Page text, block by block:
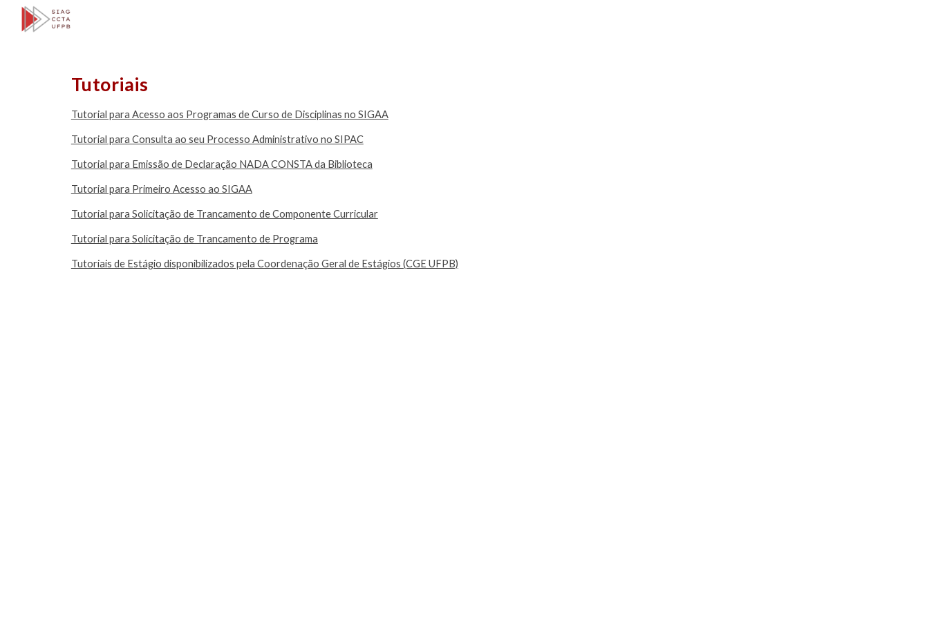
Tutoriais
Tutorial para Acesso aos Programas de Curso de Disciplinas no SIGAA
Tutorial para Consulta ao seu Processo Administrativo no SIPAC
Tutorial para Emissão de Declaração NADA CONSTA da Biblioteca
Tutorial para Primeiro Acesso ao SIGAA
Tutorial para Solicitação de Trancamento de Componente Curricular
Tutorial para Solicitação de Trancamento de Programa
Tutoriais de Estágio disponibilizados pela Coordenação Geral de Estágios (CGE UFPB)